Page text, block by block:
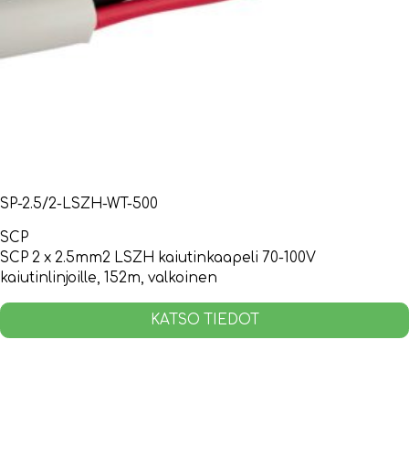
SP-2.5/2-LSZH-WT-500
SCP
SCP 2 x 2.5mm2 LSZH kaiutinkaapeli 70-100V
kaiutinlinjoille, 152m, valkoinen
KATSO TIEDOT